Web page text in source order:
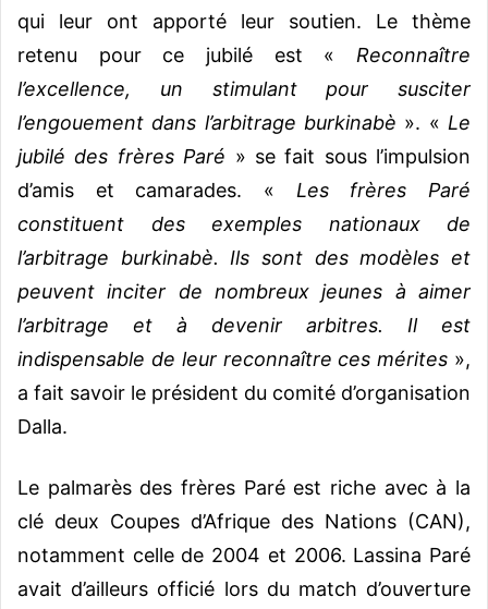
qui leur ont apporté leur soutien. Le thème
retenu pour ce jubilé est « Reconnaître
l’excellence, un stimulant pour susciter
l’engouement dans l’arbitrage burkinabè ». « Le
jubilé des frères Paré » se fait sous l’impulsion
d’amis et camarades. « Les frères Paré
constituent des exemples nationaux de
l’arbitrage burkinabè. Ils sont des modèles et
peuvent inciter de nombreux jeunes à aimer
l’arbitrage et à devenir arbitres. Il est
indispensable de leur reconnaître ces mérites »,
a fait savoir le président du comité d’organisation
Dalla.
Le palmarès des frères Paré est riche avec à la
clé deux Coupes d’Afrique des Nations (CAN),
notamment celle de 2004 et 2006. Lassina Paré
avait d’ailleurs officié lors du match d’ouverture